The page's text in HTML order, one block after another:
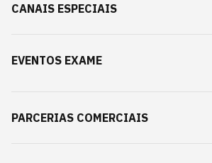
CANAIS ESPECIAIS
EVENTOS EXAME
PARCERIAS COMERCIAIS